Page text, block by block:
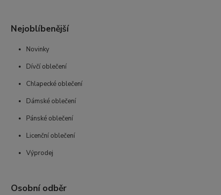
Nejoblíbenější
Novinky
Dívčí oblečení
Chlapecké oblečení
Dámské oblečení
Pánské oblečení
Licenční oblečení
Výprodej
Osobní odběr